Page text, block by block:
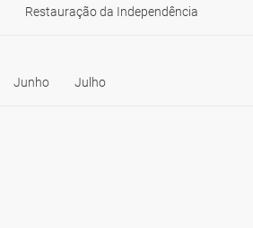
Restauração da Independência
Junho Julho